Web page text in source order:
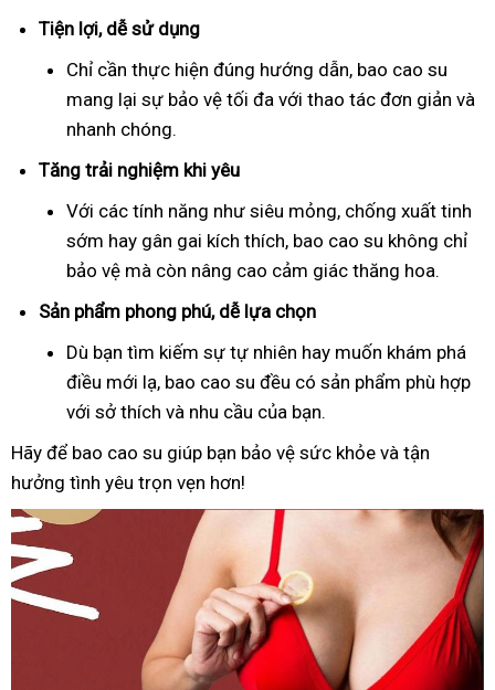
Tiện lợi, dễ sử dụng
Chỉ cần thực hiện đúng hướng dẫn, bao cao su
mang lại sự bảo vệ tối đa với thao tác đơn giản và
nhanh chóng.
Tăng trải nghiệm khi yêu
Với các tính năng như siêu mỏng, chống xuất tinh
sớm hay gân gai kích thích, bao cao su không chỉ
bảo vệ mà còn nâng cao cảm giác thăng hoa.
Sản phẩm phong phú, dễ lựa chọn
Dù bạn tìm kiếm sự tự nhiên hay muốn khám phá
điều mới lạ, bao cao su đều có sản phẩm phù hợp
với sở thích và nhu cầu của bạn.
Hãy để bao cao su giúp bạn bảo vệ sức khỏe và tận
hưởng tình yêu trọn vẹn hơn!